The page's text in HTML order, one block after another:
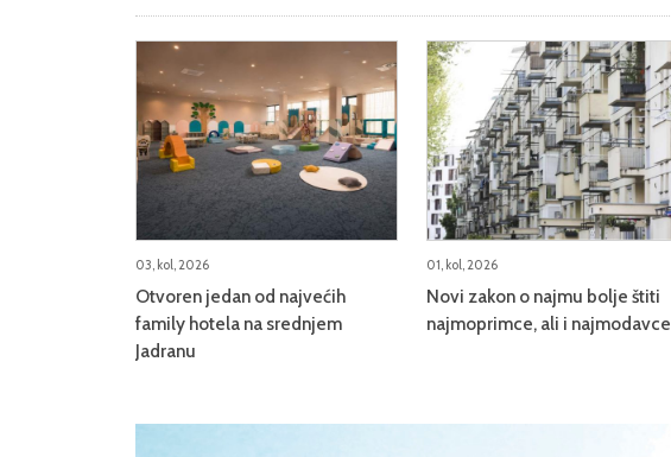
03, kol, 2026
Otvoren jedan od najvećih
family hotela na srednjem
Jadranu
01, kol, 2026
Novi zakon o najmu bolje štiti
najmoprimce, ali i najmodavce